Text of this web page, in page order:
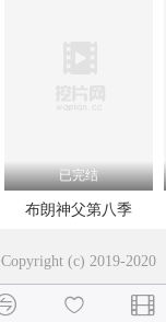
已完结
布朗神父第八季
Copyright (c) 2019-2020